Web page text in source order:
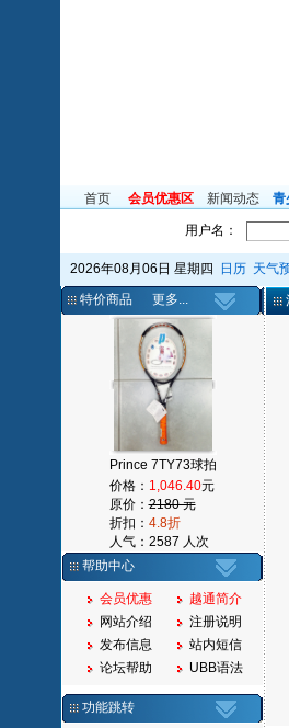
首页 会员优惠区 新闻动态 青
用户名：
2026年08月06日 星期四 日历 天气
特价商品
更多...
Prince 7TY73球拍
价格： 1,046.40元
原价：2180 元
折扣： 4.8折
人气：2587 人次
帮助中心
会员优惠
越通简介
网站介绍
注册说明
发布信息
站内短信
论坛帮助
UBB语法
功能跳转